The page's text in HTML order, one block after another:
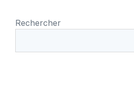
Rechercher